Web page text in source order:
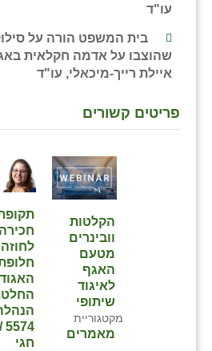
עו"ד
בית המשפט הורה על
שהוצבו על אדמה חקלאית
איילת רייך-מיכאלי, עו"ד
פריטים קשורים
חכירה
לחוזה
5574 /
חגי
הקלטות
וובינרים
מטעם
האגף
לאיגוד
שיתופי
מקטגוריית
מאמרים
שכניה